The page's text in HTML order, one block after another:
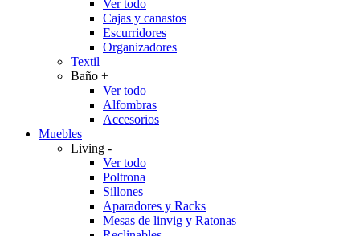
Ver todo
Cajas y canastos
Escurridores
Organizadores
Textil
Baño +
Ver todo
Alfombras
Accesorios
Muebles
Living -
Ver todo
Poltrona
Sillones
Aparadores y Racks
Mesas de linvig y Ratonas